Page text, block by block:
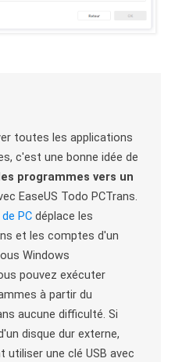
toutes les applications
c'est une bonne idée de
programmes vers un
EaseUS Todo PCTrans.
PCdéplace les
et les comptes d'un
Windows
pouvez exécuter
à partir du
aucune difficulté. Si
disque dur externe,
utiliser une clé USB avec